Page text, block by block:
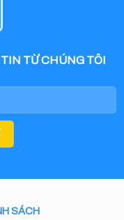
TỪ CHÚNG TÔI
SÁCH